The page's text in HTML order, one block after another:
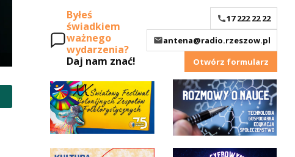
Byłeś
świadkiem
ważnego
wydarzenia?
Daj nam znać!
17 222 22 22
antena@radio.rzeszow.pl
Otwórz formularz